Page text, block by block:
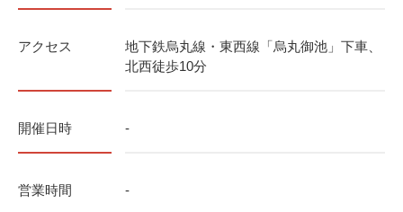
アクセス
地下鉄烏丸線・東西線「烏丸御池」下車、
北西徒歩10分
開催日時 -
営業時間 -